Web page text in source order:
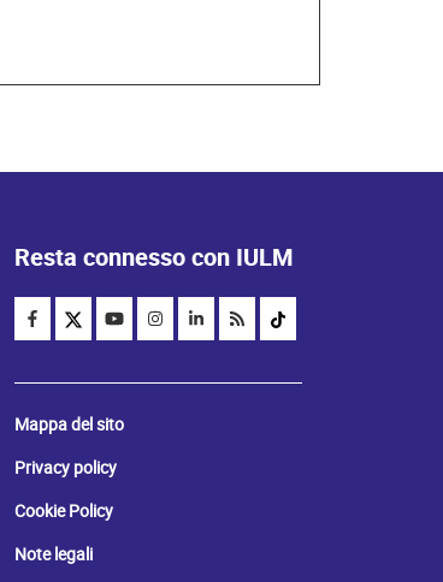
Resta connesso con IULM
Mappa del sito
Privacy policy
Cookie Policy
Note legali